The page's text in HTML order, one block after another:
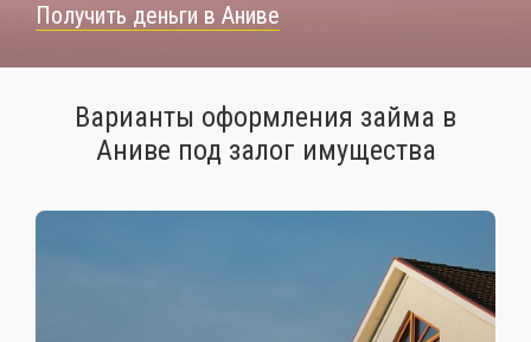
Получить деньги в Аниве
Варианты оформления займа в
Аниве под залог имущества